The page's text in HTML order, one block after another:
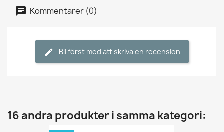
Kommentarer (0)
Bli först med att skriva en recension
16 andra produkter i samma kategori: